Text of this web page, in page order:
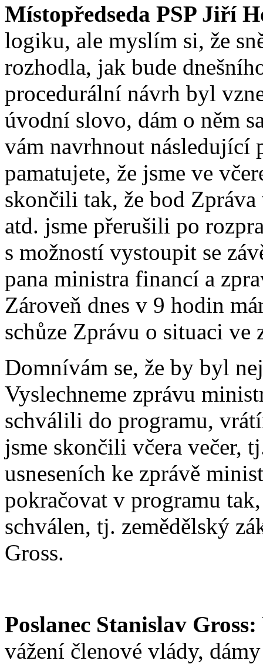
Místopředseda PSP Jiří
logiku, ale myslím si, že
rozhodla, jak bude
procedurální návrh byl
úvodní slovo, dám o něm
vám navrhnout následující
pamatujete, že jsme ve
skončili tak, že bod
atd. jsme přerušili po
s možností vystoupit se
pana ministra financí a
Zároveň dnes v 9 hodin
schůze Zprávu o situaci
Domnívám se, že by byl
Vyslechneme zprávu
schválili do programu,
jsme skončili včera večer,
usneseních ke zprávě
pokračovat v programu
schválen, tj. zemědělský
Gross.
Poslanec Stanislav Gross:
vážení členové vlády,